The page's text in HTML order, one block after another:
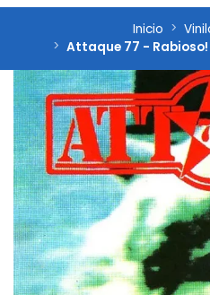
Inicio
Attaque 77 -